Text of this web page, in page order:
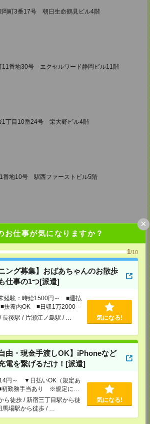
お仕事が気になりますか？
1/10
ング募集】おばあちゃんのお散歩
仕事の1つ[派遣]
経験：時給1500円～ ■週払
扶養内OK ■日収1万2000円
長後駅 / 片瀬江ノ島駅 / … 気になる!
由・現金手渡しOK】iPhoneなど
電を繋げるだけ！[派遣]
円～ ▼日払いOK（規定あ
勤務手当あり ※規定によ
ら徒歩 / 新宿三丁目駅から徒
馬場駅から徒歩 / …
気になる!
×
岡町3番17号 朝日生命鶴見ビル4階
11番地30号 エクセルワード静岡ビル11階
1丁目10番24号 栄大野ビル4階
番地10号 駅西ファーストビル5階
通七条下ル東塩小路町593番地 トラスコクリスタ
8番1号 大阪梅田ツインタワーズ・ノース34階
崎町1丁目3番3号 神戸ハーバーランドセンタービ
2丁目1番地22号 広島興銀ビル11階